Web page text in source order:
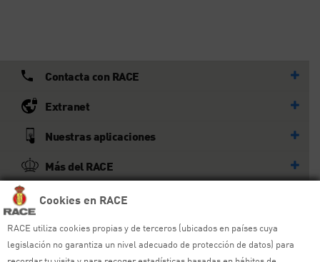
Cookies en RACE
RACE utiliza cookies propias y de terceros (ubicados en países cuya
legislación no garantiza un nivel adecuado de protección de datos) para
Contacta con RACE
Extranet
Nuestras aplicaciones
Más del RACE
Todos los derechos reservados